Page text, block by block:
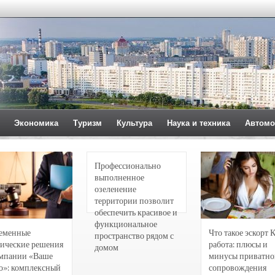
Экономика Туризм Культура Наука и техника
решения
«Ваше
комплексный
Профессионально
выполненное
озеленение
территории позволит
обеспечить красивое и
функциональное
пространство рядом с
домом
Что такое эскорт
работа: плюсы и
минусы
сопровождения